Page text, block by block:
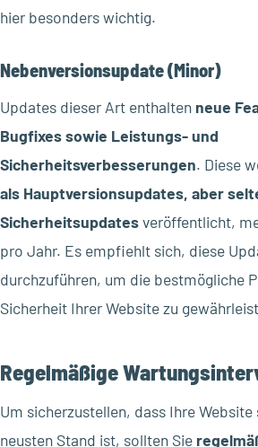
hier besonders wichtig.
Nebenversionsupdate (Minor)
Updates dieser Art enthalten neue
Bugfixes sowie Leistungs- und
Sicherheitsverbesserungen. Diese
als Hauptversionsupdates, aber
Sicherheitsupdatesveröffentlicht,
pro Jahr. Es empfiehlt sich, diese
durchzuführen, um die bestmögliche
Sicherheit Ihrer Website zu
Regelmäßige
Um sicherzustellen, dass Ihre
neusten Stand ist, sollten Sie